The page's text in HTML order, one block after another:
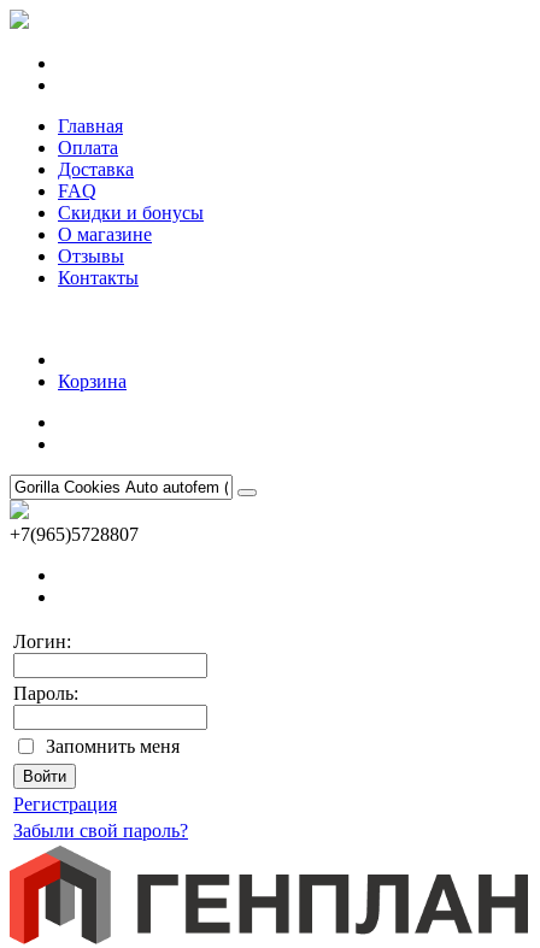
Главная
Оплата
Доставка
FAQ
Скидки и бонусы
О магазине
Отзывы
Контакты
Корзина
+7(965)5728807
Логин:
Пароль:
Запомнить меня
Регистрация
Забыли свой пароль?